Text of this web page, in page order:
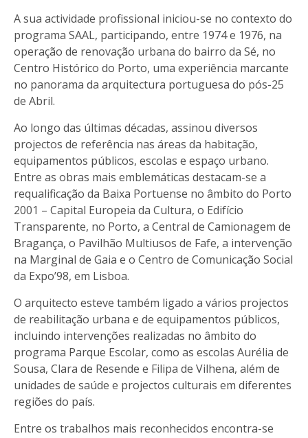
A sua actividade profissional iniciou-se no contexto do
programa SAAL, participando, entre 1974 e 1976, na
operação de renovação urbana do bairro da Sé, no
Centro Histórico do Porto, uma experiência marcante
no panorama da arquitectura portuguesa do pós-25
de Abril.
Ao longo das últimas décadas, assinou diversos
projectos de referência nas áreas da habitação,
equipamentos públicos, escolas e espaço urbano.
Entre as obras mais emblemáticas destacam-se a
requalificação da Baixa Portuense no âmbito do Porto
2001 – Capital Europeia da Cultura, o Edifício
Transparente, no Porto, a Central de Camionagem de
Bragança, o Pavilhão Multiusos de Fafe, a intervenção
na Marginal de Gaia e o Centro de Comunicação Social
da Expo’98, em Lisboa.
O arquitecto esteve também ligado a vários projectos
de reabilitação urbana e de equipamentos públicos,
incluindo intervenções realizadas no âmbito do
programa Parque Escolar, como as escolas Aurélia de
Sousa, Clara de Resende e Filipa de Vilhena, além de
unidades de saúde e projectos culturais em diferentes
regiões do país.
Entre os trabalhos mais reconhecidos encontra-se